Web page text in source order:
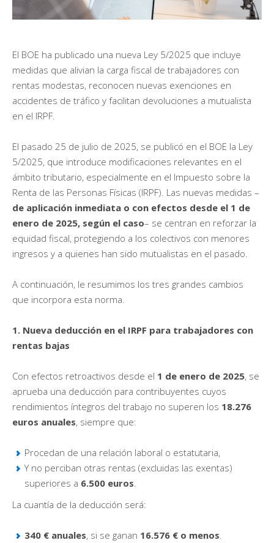
El BOE ha publicado una nueva Ley 5/2025 que incluye
medidas que alivian la carga fiscal de trabajadores con
rentas modestas, reconocen nuevas exenciones en
accidentes de tráfico y facilitan devoluciones a mutualista
en el IRPF.
El pasado 25 de julio de 2025, se publicó en el BOE la Ley
5/2025, que introduce modificaciones relevantes en el
ámbito tributario, especialmente en el Impuesto sobre la
Renta de las Personas Físicas (IRPF). Las nuevas medidas –
de aplicación inmediata o con efectos desde el 1 de
enero de 2025, según el caso– se centran en reforzar la
equidad fiscal, protegiendo a los colectivos con menores
ingresos y a quienes han sido mutualistas en el pasado.
A continuación, le resumimos los tres grandes cambios
que incorpora esta norma.
1. Nueva deducción en el IRPF para trabajadores con
rentas bajas
Con efectos retroactivos desde el 1 de enero de 2025, se
aprueba una deducción para contribuyentes cuyos
rendimientos íntegros del trabajo no superen los 18.276
euros anuales, siempre que:
Procedan de una relación laboral o estatutaria,
Y no perciban otras rentas (excluidas las exentas)
superiores a 6.500 euros
La cuantía de la deducción será:
340 € anuales, si se ganan 16.576 € o menos